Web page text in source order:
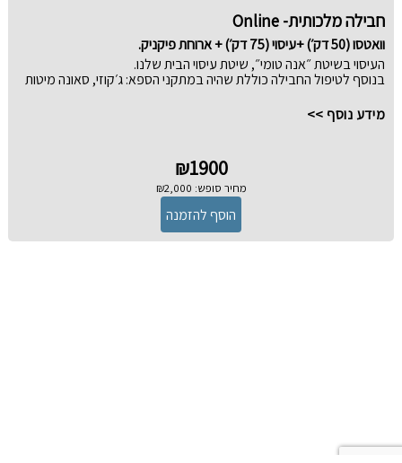
שלבים להזמנה און ליין:
1. בוחרים חבילה
2. לוחצים על סימן +
3. בוחרים תאריך ושעה.
4. לו
חבילה מלכותית- Online
וואטסו (50 דק׳) +עיסוי (75 דק׳) + ארוחת פיקניק.
העיסוי בשיטת ״אנה טומי״, שיטת עיסוי הבית שלנו.
בנוסף לטיפול החבילה כוללת שהיה במתקני הספא: ג׳קוזי, סאונה מיטות
בנוסף שעה +- כדי שיהיה לכם זמן גם לאחר הטיפול להינות.
❤️ לנשים בהריון הטיפול מותר החל מהשבוע 14.
❤️ אין כניסה למתחם מתחת לגיל 16.
❤️ ימי ו׳ בתוספת 50 ש״ח לאדם.
מידע נוסף >>
₪1900
מחיר סופש: ₪2,000